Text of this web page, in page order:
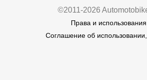
©2011-2026
Права и использования
Соглашение об